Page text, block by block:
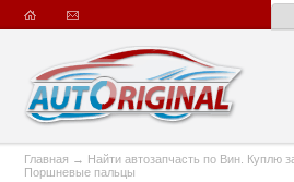
Главная → Найти автозапчасть по Вин. Куплю
Поршневые пальцы